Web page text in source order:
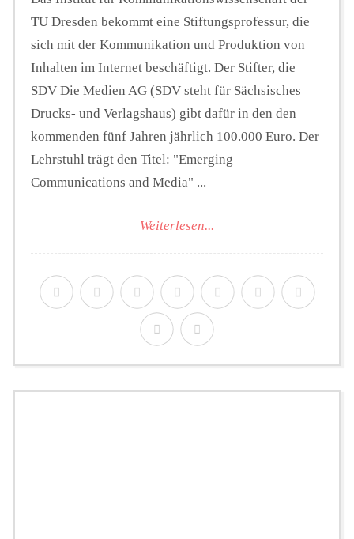
TU Dresden bekommt eine Stiftungsprofessur, die
sich mit der Kommunikation und Produktion von
Inhalten im Internet beschäftigt. Der Stifter, die
SDV Die Medien AG (SDV steht für Sächsisches
Drucks- und Verlagshaus) gibt dafür in den den
kommenden fünf Jahren jährlich 100.000 Euro. Der
Lehrstuhl trägt den Titel: "Emerging
Communications and Media" ...
Weiterlesen...